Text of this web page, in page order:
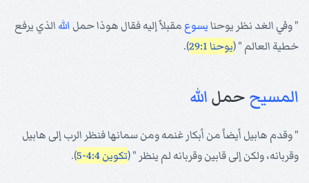
" وفي الغد نظر يوحنايسوع مقبلاً إليه فقال هوذا حمل الله الذي يرفع
خطية العالم " (يوحنا 29:1 ).
المسيححملالله
" وقدم هابيل أيضاً من أبكار غنمه ومن سمانها فنظر الرب إلى هابيل
وقربانه، ولكن إلى قابين وقربانه لم ينظر " (تكوين 4:4-5 ).